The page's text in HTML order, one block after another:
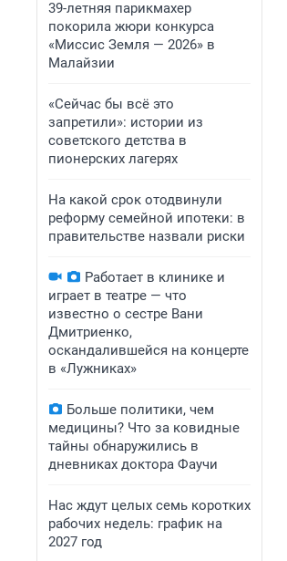
39-летняя парикмахер
покорила жюри конкурса
«Миссис Земля — 2026» в
Малайзии
«Сейчас бы всё это
запретили»: истории из
советского детства в
пионерских лагерях
На какой срок отодвинули
реформу семейной ипотеки: в
правительстве назвали риски
Работает в клинике и
играет в театре — что
известно о сестре Вани
Дмитриенко,
оскандалившейся на концерте
в «Лужниках»
Больше политики, чем
медицины? Что за ковидные
тайны обнаружились в
дневниках доктора Фаучи
Нас ждут целых семь коротких
рабочих недель: график на
2027 год